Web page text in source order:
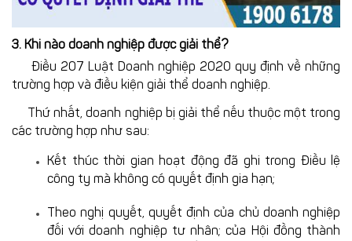
3. Khi nào doanh nghiệp được giải thể?
Điều 207 Luật Doanh nghiệp 2020 quy định về những
trường hợp và điều kiện giải thể doanh nghiệp.
Thứ nhất, doanh nghiệp bị giải thể nếu thuộc một trong
các trường hợp như sau:
Kết thúc thời gian hoạt động đã ghi trong Điều lệ
công ty mà không có quyết định gia hạn;
Theo nghị quyết, quyết định của chủ doanh nghiệp
đối với doanh nghiệp tư nhân; của Hội đồng thành